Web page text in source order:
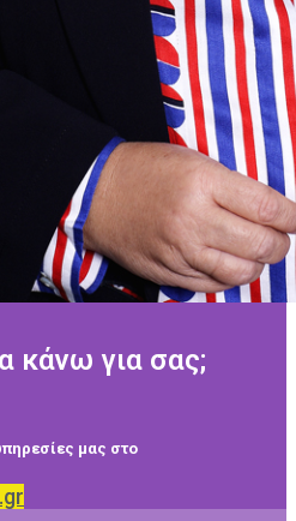
κάνω για σας;
μας στο